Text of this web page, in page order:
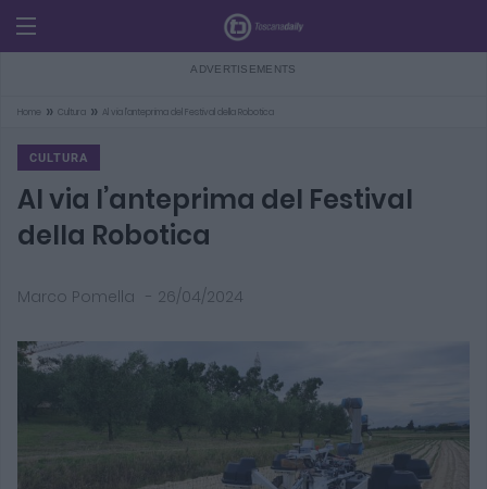
Home » Cultura » Al via l’anteprima del Festival della Robotica
CULTURA
Al via l’anteprima del Festival
della Robotica
Marco Pomella - 26/04/2024